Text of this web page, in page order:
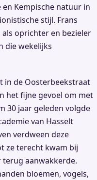
Kempische natuur in
stijl. Frans
oprichter en bezieler
die wekelijks
in de Oosterbeekstraat
het fijne gevoel om met
30 jaar geleden volgde
van Hasselt
verdween deze
ze terecht kwam bij
terug aanwakkerde.
bloemen, vogels,